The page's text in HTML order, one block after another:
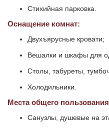
Стихийная парковка.
Оснащение комнат:
Двухъярусные кровати;
Вешалки и шкафы для
Столы, табуреты,
Холодильники.
Места общего
Санузлы, душевые на